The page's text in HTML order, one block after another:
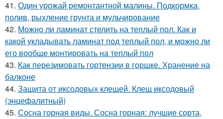
41. Один урожай ремонтантной малины. Подкормка,
полив, рыхление грунта и мульчирование
42. Можно ли ламинат стелить на теплый пол. Как и
какой укладывать ламинат под теплый пол, и можно ли
его вообще монтировать на теплый пол
43. Как перезимовать гортензии в горшке. Хранение на
балконе
44. Защита от иксодовых клещей. Клещ иксодовый
(энцефалитный)
45. Сосна горная виды. Сосна горная: лучшие сорта,